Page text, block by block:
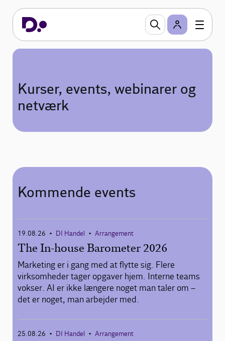
Kurser, events, webinarer og
netværk
Kommende events
19.08.26 • DI Handel • Arrangement
The In-house Barometer 2026
Marketing er i gang med at flytte sig. Flere
virksomheder tager opgaver hjem. Interne teams
vokser. AI er ikke længere noget man taler om –
det er noget, man arbejder med.
25.08.26 • DI Handel • Arrangement